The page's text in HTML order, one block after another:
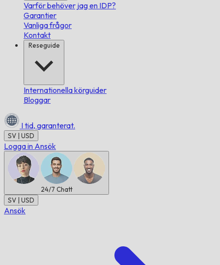
Varför behöver jag en IDP?
Garantier
Vanliga frågor
Kontakt
Reseguide
Internationella körguider
Bloggar
I tid, garanterat.
SV | USD
Logga in Ansök
24/7 Chatt
SV | USD
Ansök